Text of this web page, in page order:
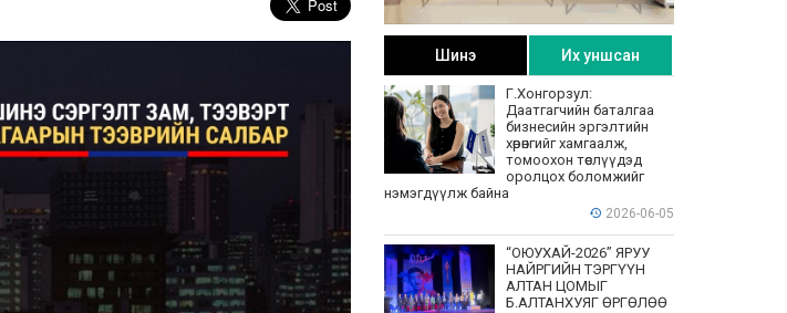
Шинэ Их уншсан
Г.Хонгорзул:
Даатгагчийн баталгаа
бизнесийн эргэлтийн
хөрөнгийг хамгаалж,
томоохон төслүүдэд
оролцох боломжийг
нэмэгдүүлж байна
2026-06-05
“ОЮУХАЙ-2026” ЯРУУ
НАЙРГИЙН ТЭРГҮҮН
АЛТАН ЦОМЫГ
Б.АЛТАНХУЯГ ӨРГӨЛӨӨ